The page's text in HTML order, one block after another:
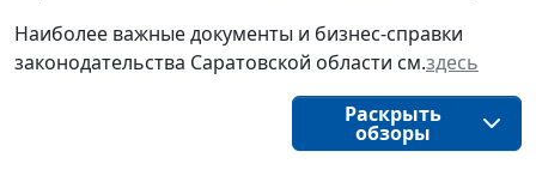
Наиболее важные документы и бизнес-справки
законодательства Саратовской области см.здесь
Раскрыть
обзоры